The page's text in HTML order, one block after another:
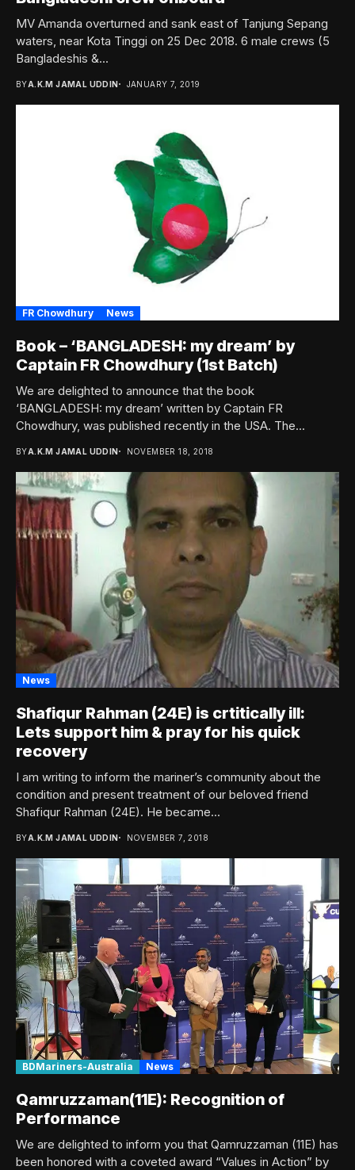
MV Amanda overturned and sank east of Tanjung Sepang
waters, near Kota Tinggi on 25 Dec 2018. 6 male crews (5
Bangladeshis &...
BYA.K.M JAMAL UDDIN JANUARY 7, 2019
FR Chowdhury News
Book – ‘BANGLADESH: my dream’ by
Captain FR Chowdhury (1st Batch)
We are delighted to announce that the book
‘BANGLADESH: my dream’ written by Captain FR
Chowdhury, was published recently in the USA. The...
BYA.K.M JAMAL UDDIN NOVEMBER 18, 2018
News
Shafiqur Rahman (24E) is crtitically ill:
Lets support him & pray for his quick
recovery
I am writing to inform the mariner’s community about the
condition and present treatment of our beloved friend
Shafiqur Rahman (24E). He became...
BYA.K.M JAMAL UDDIN NOVEMBER 7, 2018
BDMariners-Australia News
Qamruzzaman(11E): Recognition of
Performance
We are delighted to inform you that Qamruzzaman (11E) has
been honored with a coveted award “Values in Action” by